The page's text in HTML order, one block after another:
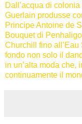
Dall’acqua di
Guerlain produsse
Principe Antoine de
Bouquet di
Churchill fino
fondo non solo il
in un’alta moda che,
continuamente il